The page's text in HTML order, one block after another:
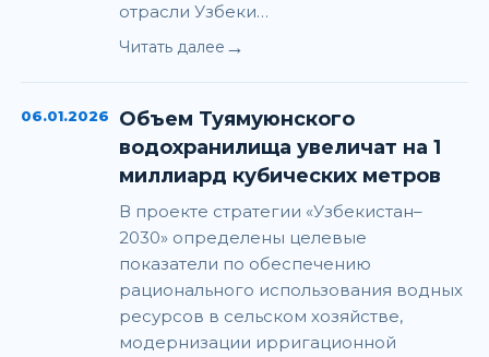
отрасли Узбеки…
Читать далее →
06.01.2026
Объем Туямуюнского
водохранилища увеличат на 1
миллиард кубических метров
В проекте стратегии «Узбекистан–
2030» определены целевые
показатели по обеспечению
рационального использования водных
ресурсов в сельском хозяйстве,
модернизации ирригационной